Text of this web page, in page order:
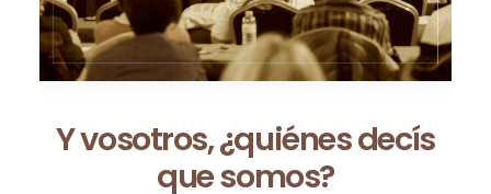
es la consecuencia de un
modelo que fracasa cada
vez que se repite